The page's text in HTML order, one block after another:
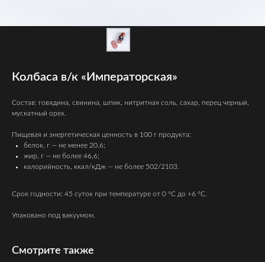
Колбаса в/к «Императорская»
Состав: говядина, свинина, шпик, нитритная соль, сахар, перец черный,
мускатный орех.
Пищевая и энергетическая ценность в 100 г продукта:
белок, г — не менее 20,6;
жир, г — не более 46,6;
калорийность, ккал/кДж — не более 502/2103.
Срок годности: 45 суток при температуре от 0 °C до +6 °C.
Упаковано под вакуумом.
Смотрите также